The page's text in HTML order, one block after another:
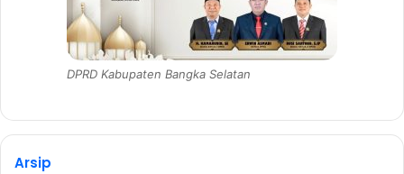
DPRD Kabupaten Bangka Selatan
Arsip